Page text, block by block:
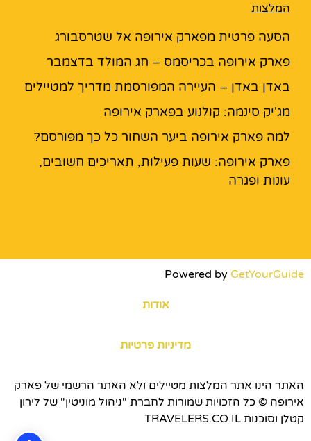
המלצות
הסעה פרטית מפארק אירופה אל שטרסבורג
פארק אירופה בכריסמס – חג המולד בדצמבר
באדן באדן – העיירה המפורסמת מדריך למטיילים
מג'יק סינמה: קולנוע בפארק אירופה
למה פארק אירופה ביער השחור כל כך מפורסם?
פארק אירופה: שעות פעילות, תאריכים חשובים,
עונות ופגרה
Powered by GetYourGuide
אודות
מדיניות פרטיות
האתר הינו אתר המלצות מטיילים ולא האתר הרשמי של פארק
אירופה © כל הזכויות שמורות לחברת "ניהול מוניטין" של לירון
קטלן וסוכנות TRAVELERS.CO.IL